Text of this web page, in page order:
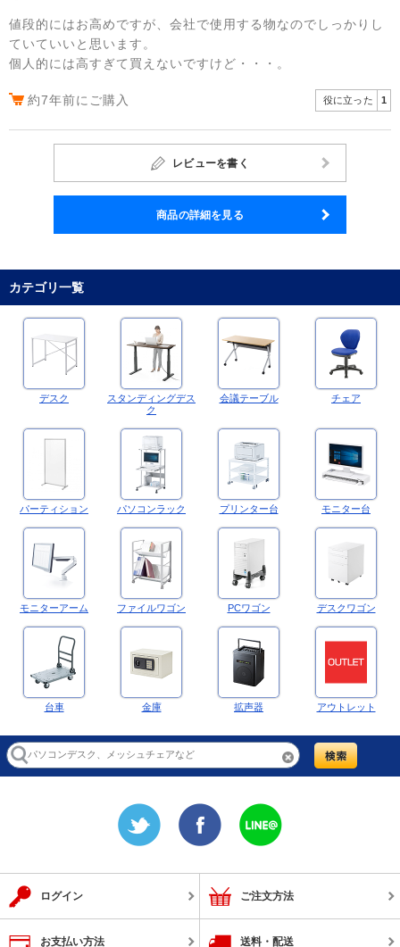
値段的にはお高めですが、会社で使用する物なのでしっかりし
ていていいと思います。
個人的には高すぎて買えないですけど・・・。
約7年前にご購入 役に立った 1
レビューを書く
商品の詳細を見る
カテゴリ一覧
デスク
スタンディングデス
ク
会議テーブル チェア
パーティション パソコンラック プリンター台 モニター台
モニターアーム ファイルワゴン PCワゴン デスクワゴン
台車 金庫 拡声器 アウトレット
ログイン ご注文方法
お支払い方法 送料・配送